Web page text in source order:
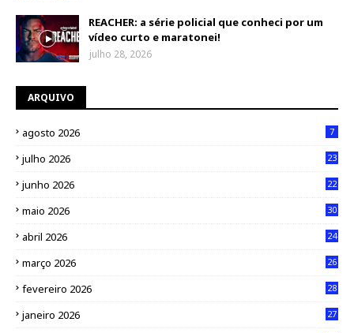
REACHER: a série policial que conheci por um
vídeo curto e maratonei!
julho 28, 2026
ARQUIVO
agosto 2026 7
julho 2026 23
junho 2026 22
maio 2026 30
abril 2026 24
março 2026 26
fevereiro 2026 28
janeiro 2026 27